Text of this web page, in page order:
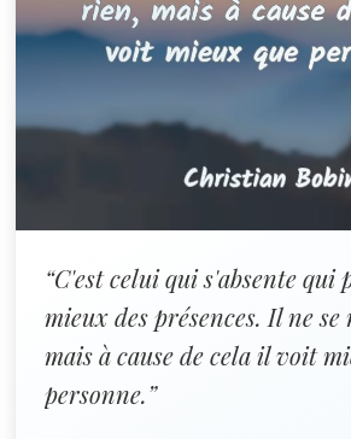
“C'est celui qui s'absente
mieux des présences. Il ne se
mais à cause de cela il voit
personne.”